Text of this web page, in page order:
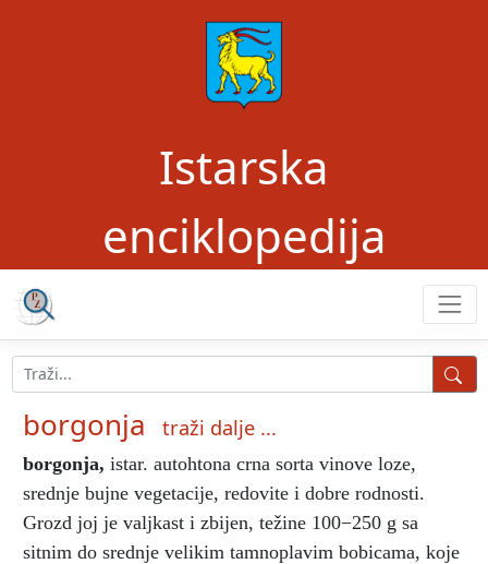
Istarska
enciklopedija
borgonja traži dalje ...
borgonja, istar. autohtona crna sorta vinove loze,
srednje bujne vegetacije, redovite i dobre rodnosti.
Grozd joj je valjkast i zbijen, težine 100−250 g sa
sitnim do srednje velikim tamnoplavim bobicama, koje